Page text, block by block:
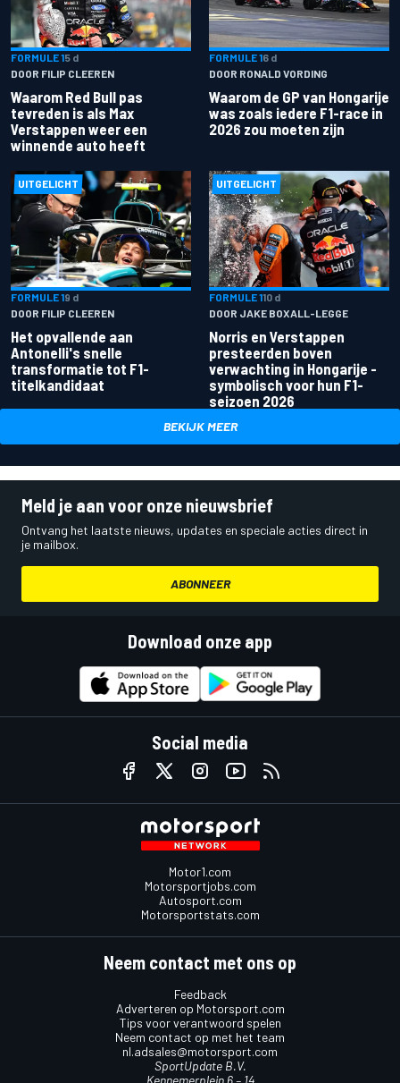
FORMULE 15 d
DOOR FILIP CLEEREN
Waarom Red Bull pas
tevreden is als Max
Verstappen weer een
winnende auto heeft
FORMULE 16 d
DOOR RONALD VORDING
Waarom de GP van Hongarije
was zoals iedere F1-race in
2026 zou moeten zijn
UITGELICHT
FORMULE 19 d
DOOR FILIP CLEEREN
Het opvallende aan
Antonelli's snelle
transformatie tot F1-
titelkandidaat
UITGELICHT
FORMULE 110 d
DOOR JAKE BOXALL-LEGGE
Norris en Verstappen
presteerden boven
verwachting in Hongarije -
symbolisch voor hun F1-
seizoen 2026
BEKIJK MEER
Meld je aan voor onze nieuwsbrief
Ontvang het laatste nieuws, updates en speciale acties direct in
je mailbox.
ABONNEER
Download onze app
Social media
Motor1.com
Motorsportjobs.com
Autosport.com
Motorsportstats.com
Neem contact met ons op
Feedback
Adverteren op Motorsport.com
Tips voor verantwoord spelen
Neem contact op met het team
nl.adsales@motorsport.com
SportUpdate B.V.
Kennemerplein 6 – 14